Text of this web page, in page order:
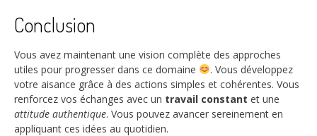
Conclusion
Vous avez maintenant une vision complète des approches
utiles pour progresser dans ce domaine
. Vous développez
votre aisance grâce à des actions simples et cohérentes. Vous
renforcez vos échanges avec un travail constant et une
attitude authentique. Vous pouvez avancer sereinement en
appliquant ces idées au quotidien.